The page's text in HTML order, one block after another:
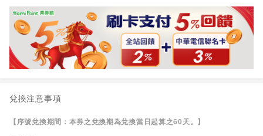
兌換注意事項
【序號兌換期間：本券之兌換期為兌換當日起算之60天。】